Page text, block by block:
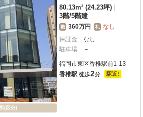
(区分)
80.13m² (24.23坪)
3階/5階建
敷 360万円 礼 なし
保証金
なし
駐車場
－
福岡市東区香椎駅前1-13
香椎駅 徒歩2分 駅近!